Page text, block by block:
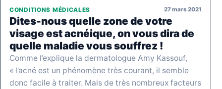
CONDITIONS MÉDICALES 27 mars 2021
Dites-nous quelle zone de votre
visage est acnéique, on vous dira de
quelle maladie vous souffrez !
Comme l’explique la dermatologue Amy Kassouf,
« l’acné est un phénomène très courant, il semble
donc facile à traiter. Mais de très nombreux facteurs